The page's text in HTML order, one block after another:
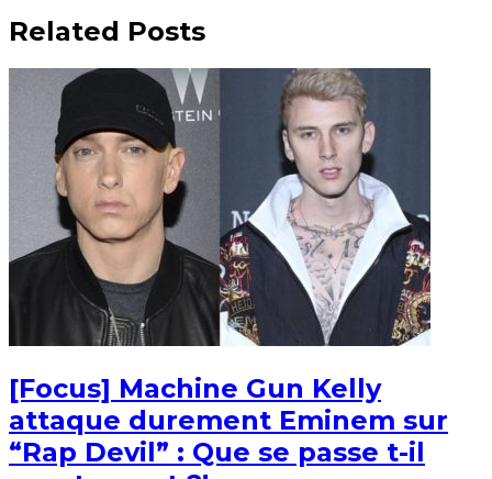
Related Posts
[Focus] Machine Gun Kelly
attaque durement Eminem sur
“Rap Devil” : Que se passe t-il